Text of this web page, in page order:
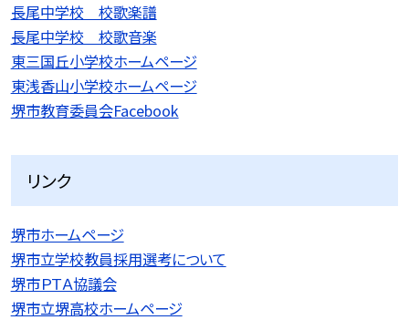
長尾中学校 校歌楽譜
長尾中学校 校歌音楽
東三国丘小学校ホームページ
東浅香山小学校ホームページ
堺市教育委員会Facebook
リンク
堺市ホームページ
堺市立学校教員採用選考について
堺市ＰＴＡ協議会
堺市立堺高校ホームページ